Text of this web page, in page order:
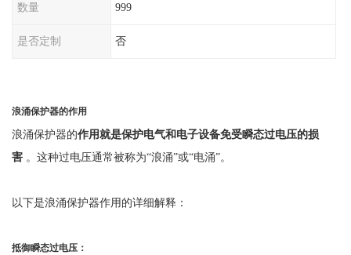
数量 999
是否定制 否
浪涌保护器的作用
浪涌保护器的作用就是保护电气和电子设备免受瞬态过电压的损
害 。这种过电压通常被称为“浪涌”或“电涌”。
以下是浪涌保护器作用的详细解释：
抵御瞬态过电压：